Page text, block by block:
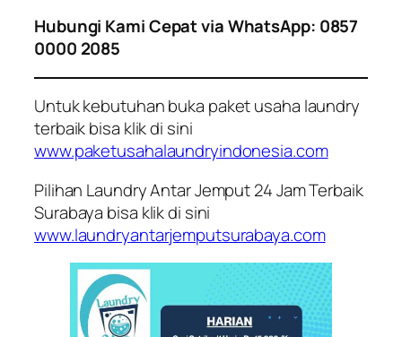
Hubungi Kami Cepat via WhatsApp: 0857
0000 2085
Untuk kebutuhan buka paket usaha laundry
terbaik bisa klik di sini
www.paketusahalaundryindonesia.com
Pilihan Laundry Antar Jemput 24 Jam Terbaik
Surabaya bisa klik di sini
www.laundryantarjemputsurabaya.com